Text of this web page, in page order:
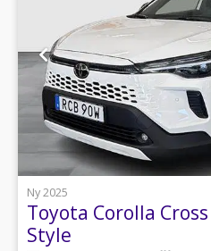
1
Ny 2025
Toyota Corolla
Style